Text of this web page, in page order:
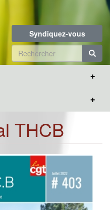
Syndiquez-vous
Formulaire
de
THCB